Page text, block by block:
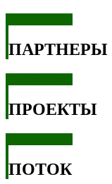
ПАРТНЕРЫ
ПРОЕКТЫ
ПОТОК